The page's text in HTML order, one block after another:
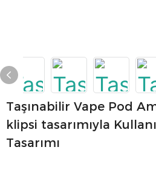
Taşınabilir Vape Pod
klipsi tasarımıyla
Tasarımı